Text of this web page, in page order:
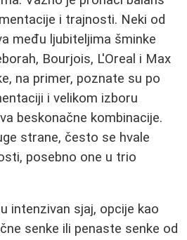
i trajnosti. Neki od
među ljubiteljima šminke
Bourjois, L'Oreal i Max
na primer, poznate su po
i velikom izboru
beskonačne kombinacije.
strane, često se hvale
posebno one u trio
intenzivan sjaj, opcije kao
senke ili penaste senke od